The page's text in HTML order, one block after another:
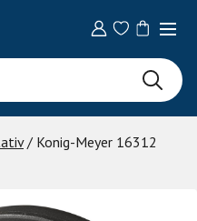
/ Konig-Meyer 16312